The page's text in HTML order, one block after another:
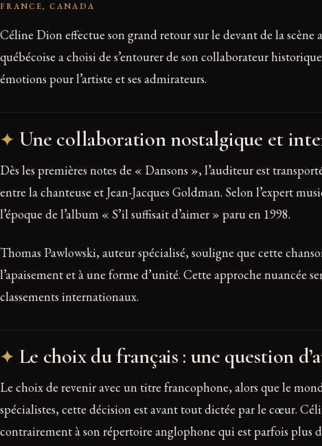
FRANCE, CANADA
Céline Dion effectue son grand retour sur le devant de la
québécoise a choisi de s’entourer de son collaborateur
émotions pour l’artiste et ses admirateurs.
Une collaboration nostalgique et
Dès les premières notes de « Dansons », l’auditeur est
entre la chanteuse et Jean-Jacques Goldman. Selon l’expert
l’époque de l’album « S’il suffisait d’aimer » paru en 1998.
Thomas Pawlowski, auteur spécialisé, souligne que cette
l’apaisement et à une forme d’unité. Cette approche
classements internationaux.
Le choix du français : une question
Le choix de revenir avec un titre francophone, alors que le
spécialistes, cette décision est avant tout dictée par le cœur.
contrairement à son répertoire anglophone qui est parfois plus